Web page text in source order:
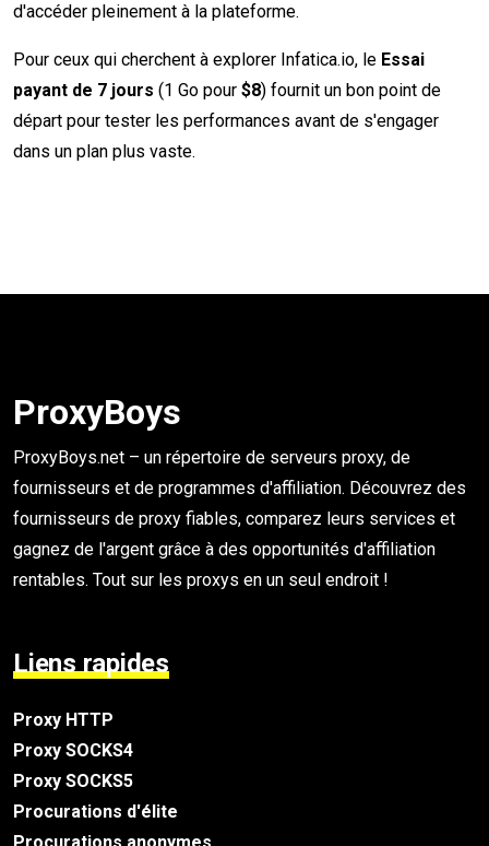
d'accéder pleinement à la plateforme.
Pour ceux qui cherchent à explorer Infatica.io, le Essai
payant de 7 jours (1 Go pour $8) fournit un bon point de
départ pour tester les performances avant de s'engager
dans un plan plus vaste.
ProxyBoys
ProxyBoys.net – un répertoire de serveurs proxy, de
fournisseurs et de programmes d'affiliation. Découvrez des
fournisseurs de proxy fiables, comparez leurs services et
gagnez de l'argent grâce à des opportunités d'affiliation
rentables. Tout sur les proxys en un seul endroit !
Liens rapides
Proxy HTTP
Proxy SOCKS4
Proxy SOCKS5
Procurations d'élite